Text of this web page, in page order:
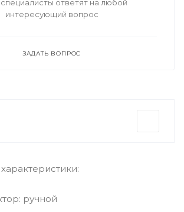
ответят на любой
интересующий вопрос
ЗАДАТЬ ВОПРОС
ручной